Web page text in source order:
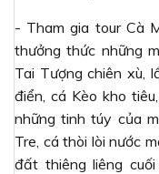
- Tham gia tour Cà
thưởng thức những
Tai Tượng chiên xù,
điển, cá Kèo kho
những tinh túy của
Tre, cá thòi lòi nước
đất thiêng liêng